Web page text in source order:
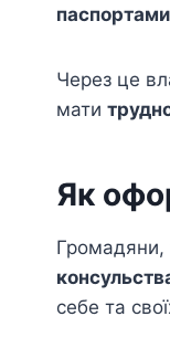
паспортами
Через це
мати
Як
Громадяни,
себе та